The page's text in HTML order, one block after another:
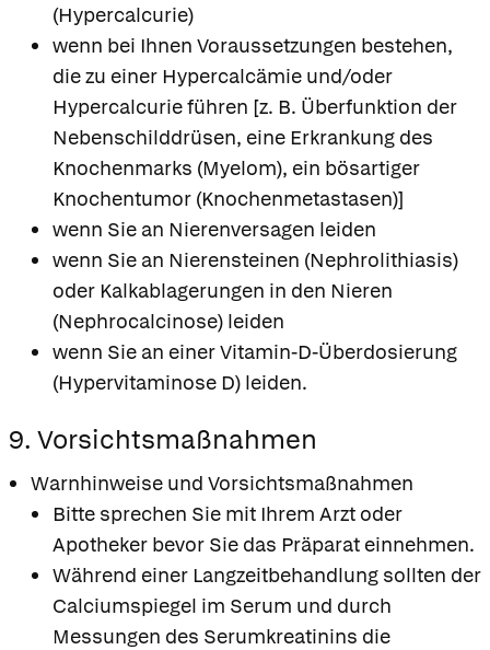
(Hypercalcurie)
wenn bei Ihnen Voraussetzungen bestehen,
die zu einer Hypercalcämie und/oder
Hypercalcurie führen [z. B. Überfunktion der
Nebenschilddrüsen, eine Erkrankung des
Knochenmarks (Myelom), ein bösartiger
Knochentumor (Knochenmetastasen)]
wenn Sie an Nierenversagen leiden
wenn Sie an Nierensteinen (Nephrolithiasis)
oder Kalkablagerungen in den Nieren
(Nephrocalcinose) leiden
wenn Sie an einer Vitamin-D-Überdosierung
(Hypervitaminose D) leiden.
9. Vorsichtsmaßnahmen
Warnhinweise und Vorsichtsmaßnahmen
Bitte sprechen Sie mit Ihrem Arzt oder
Apotheker bevor Sie das Präparat einnehmen.
Während einer Langzeitbehandlung sollten der
Calciumspiegel im Serum und durch
Messungen des Serumkreatinins die